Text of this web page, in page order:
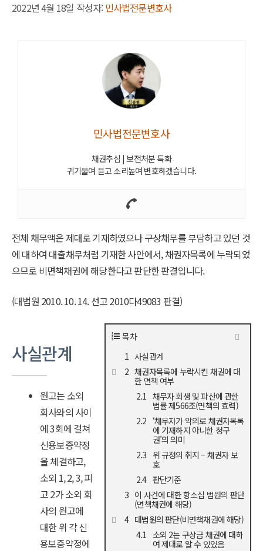
2022년 4월 18일 작성자:민사법전문변호사
민사법전문변호사
채권추심 | 보전처분 특화
귀기울여 듣고 소리높여 변호하겠습니다.
전체 채무액은 제대로 기재하였으나 구상채무를 부담하고 있던 것
에 대하여 대출채무처럼 기재한 사안에서, 채권자목록에 누락되었
으므로 비면책채권에 해당한다고 판단한 판결입니다.
(대법원 2010. 10. 14. 선고 2010다49083 판결)
목차
사실관계
채권자목록에 누락시킨 채권에 대
한 면책 여부
채무자 회생 및 파산에 관한
법률 제566조(면책의 효력)
‘채무자가 악의로 채권자목록
에 기재하지 아니한 청구
권’의 의미
위 규정의 취지 – 채권자 보
호
판단기준
이 사건에 대한 항소심 법원의 판단
(면책채권에 해당)
대법원의 판단(비면책채권에 해당)
소외 2는 구상금 채권에 대하
여 제대로 알 수 있었음
사실관계
원고는 소외
회사와의 사이
에 3회에 걸쳐
신용보증약정
을 체결하고,
소외 1, 2, 3, 피
고 2가 소외 회
사의 원고에
대한 위 각 신
용보증약정에